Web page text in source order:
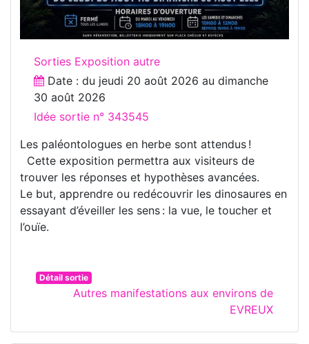
Sorties Exposition autre
Date : du jeudi 20 août 2026 au dimanche
30 août 2026
Idée sortie n° 343545
Les paléontologues en herbe sont attendus !
Cette exposition permettra aux visiteurs de
trouver les réponses et hypothèses avancées.
Le but, apprendre ou redécouvrir les dinosaures en
essayant d’éveiller les sens : la vue, le toucher et
l’ouïe.
Détail sortie
Autres manifestations aux environs de
EVREUX